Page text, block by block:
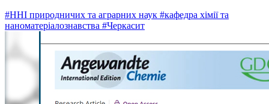
#ННІ природничих та аграрних наук #кафедра хімії та
наноматеріалознавства #Черкасит